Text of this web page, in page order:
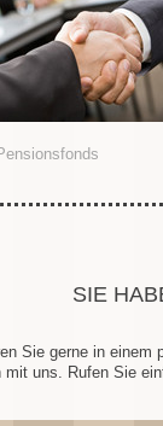
SIE
Sie gerne in einem
mit uns. Rufen Sie